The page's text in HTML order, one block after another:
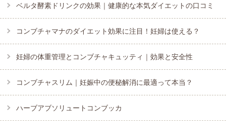
ベルタ酵素ドリンクの効果｜健康的な本気ダイエットの口コミ
コンブチャマナのダイエット効果に注目！妊婦は使える？
妊婦の体重管理とコンブチャキュッティ｜効果と安全性
コンブチャスリム｜妊娠中の便秘解消に最適って本当？
ハーブアブソリュートコンブッカ